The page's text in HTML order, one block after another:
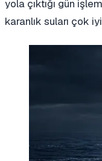
yola çıktığı gün
karanlık suları çok